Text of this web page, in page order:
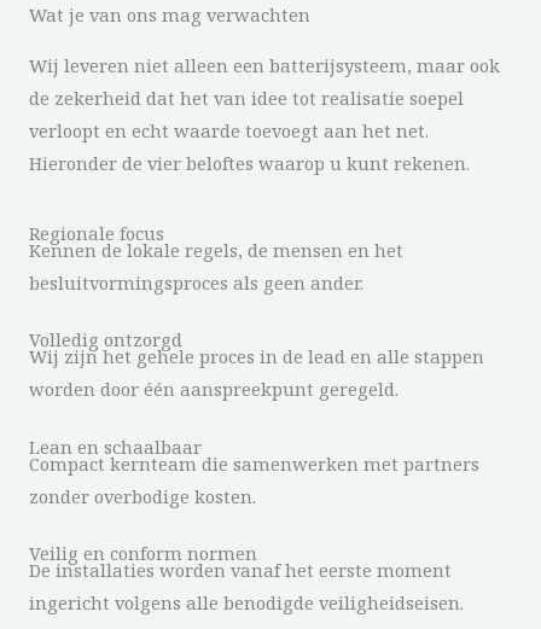
Wat je van ons mag verwachten
Wij leveren niet alleen een batterijsysteem, maar ook
de zekerheid dat het van idee tot realisatie soepel
verloopt en echt waarde toevoegt aan het net.
Hieronder de vier beloftes waarop u kunt rekenen.
Regionale focus
Kennen de lokale regels, de mensen en het
besluitvormingsproces als geen ander.
Volledig ontzorgd
Wij zijn het gehele proces in de lead en alle stappen
worden door één aanspreekpunt geregeld.
Lean en schaalbaar
Compact kernteam die samenwerken met partners
zonder overbodige kosten.
Veilig en conform normen
De installaties worden vanaf het eerste moment
ingericht volgens alle benodigde veiligheidseisen.